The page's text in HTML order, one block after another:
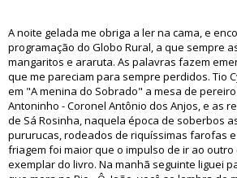
A noite gelada me obriga a ler na cama, e
programação do Globo Rural, a que sempre
mangaritos e araruta. As palavras fazem
que me pareciam para sempre perdidos. Tio
em "A menina do Sobrado" a mesa de
Antoninho - Coronel Antônio dos Anjos, e as
de Sá Rosinha, naquela época de soberbos
pururucas, rodeados de riquíssimas farofas
friagem foi maior que o impulso de ir ao
exemplar do livro. Na manhã seguinte liguei